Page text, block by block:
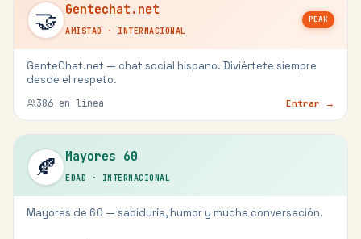
🤝 Gentechat.net
AMISTAD · INTERNACIONAL
PEAK
GenteChat.net — chat social hispano. Diviértete siempre
desde el respeto.
386 en línea Entrar →
🍂 Mayores 60
EDAD · INTERNACIONAL
Mayores de 60 — sabiduría, humor y mucha conversación.